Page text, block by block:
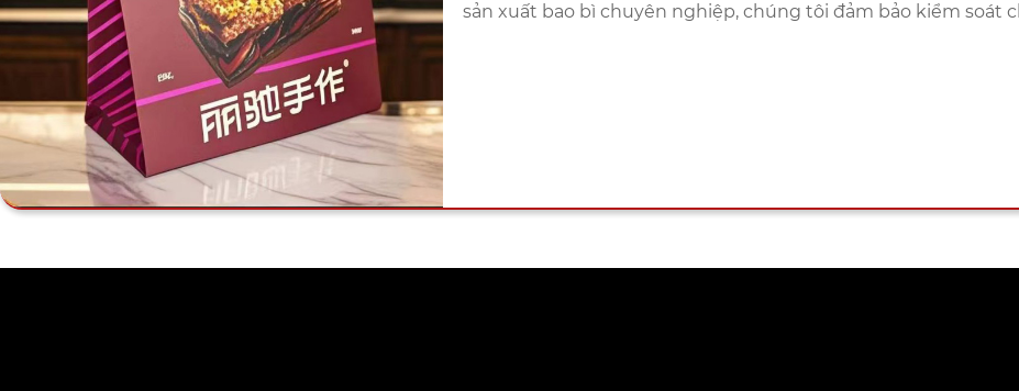
sản xuất bao bì chuyên nghiệp, chúng tôi đảm bảo kiểm soát